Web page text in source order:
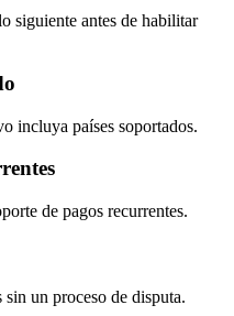
siguiente antes de habilitar
incluya países soportados.
de pagos recurrentes.
sin un proceso de disputa.